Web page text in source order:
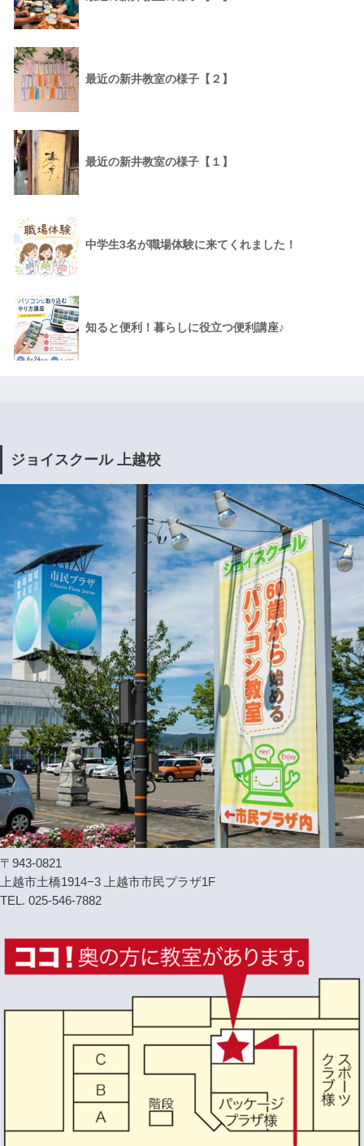
最近の新井教室の様子【２】
最近の新井教室の様子【１】
中学生3名が職場体験に来てくれました！
知ると便利！暮らしに役立つ便利講座♪
ジョイスクール 上越校
〒943-0821
上越市土橋1914−3 上越市市民プラザ1F
TEL. 025-546-7882